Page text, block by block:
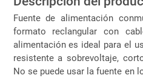
Fuente de alimentación
formato reclangular con
alimentación es ideal para el
resistente a sobrevoltaje,
No se puede usar la fuente en